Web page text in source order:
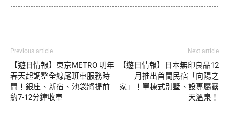
Previous article
【遊日情報】東京METRO 明年
春天起調整全線尾班車服務時
間！銀座、新宿、池袋將提前
約7-12分鐘收車
Next article
【遊日情報】日本無印良品12
月推出首間民宿「向陽之
家」！單棟式別墅、設專屬露
天溫泉！